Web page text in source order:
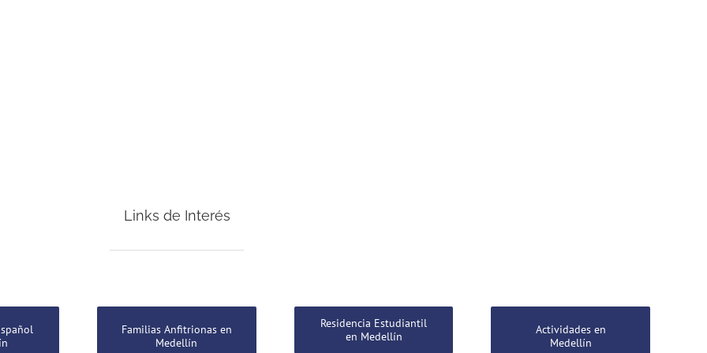
Links de Interés
Familias Anfitrionas en
Medellín
Residencia Estudiantil
en Medellín
Actividades en
Medellín